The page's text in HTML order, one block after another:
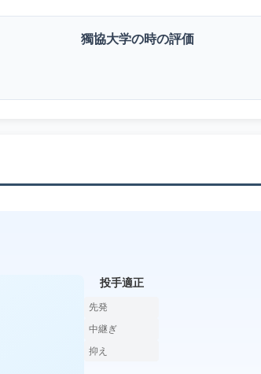
獨協大学の時の評価
投手適正
先発
中継ぎ
抑え